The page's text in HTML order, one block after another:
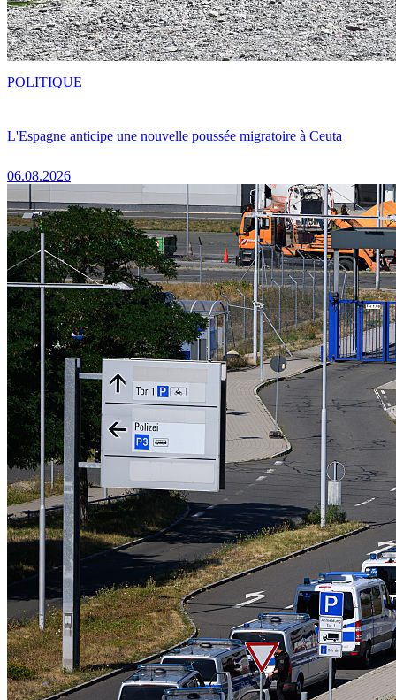
L'Espagne anticipe une nouvelle poussée migratoire à Ceuta
06.08.2026
POLITIQUE